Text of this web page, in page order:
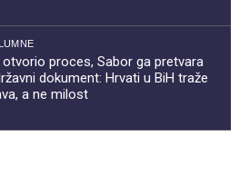
otvorio proces, Sabor ga pretvara
dokument: Hrvati u BiH traže
a ne milost